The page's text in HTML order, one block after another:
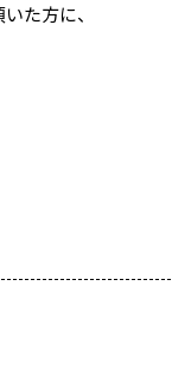
た方に、